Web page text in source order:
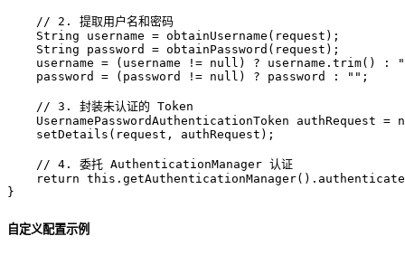
// 2. 提取用户名和密码
String
username = obtainUsername(request);
String
password = obtainPassword(request);
    username = (username !=
null ) ? username.trim() :
    password = (password !=
null ) ? password : "" ;
// 3. 封装未认证的 Token
UsernamePasswordAuthenticationToken
authRequest =
    setDetails(request, authRequest);
// 4. 委托 AuthenticationManager 认证
return this
}
自定义配置示例